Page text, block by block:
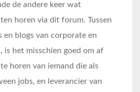
de andere keer wat
horen via dit forum. Tussen
en blogs van corporate en
is het misschien goed om af
horen van iemand die als
jobs, en leverancier van